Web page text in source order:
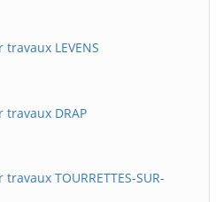
LEVENS
travaux DRAP
TOURRETTES-SUR-